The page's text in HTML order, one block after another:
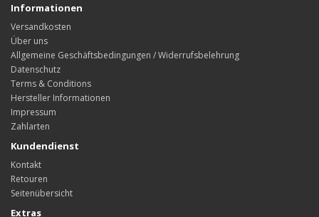
Informationen
Versandkosten
Über uns
Allgemeine Geschäftsbedingungen / Widerrufsbelehrung
Datenschutz
Terms & Conditions
Hersteller Informationen
Impressum
Zahlarten
Kundendienst
Kontakt
Retouren
Seitenübersicht
Extras